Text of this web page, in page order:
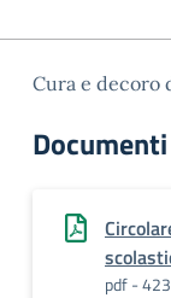
Cura e decoro
Documenti
pdf -